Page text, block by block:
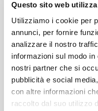
Questo sito web
Utilizziamo i cookie per
annunci, per fornire
analizzare il nostro
informazioni sul modo
nostri partner che si
pubblicità e social
con altre informazioni
raccolto dal suo utilizzo
Tracklist:
1 Gaia
Formati disponibili:
CHI